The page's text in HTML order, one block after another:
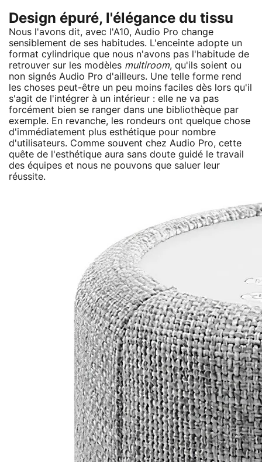
Design épuré, l'élégance du tissu
Nous l'avons dit, avec l'A10, Audio Pro change
sensiblement de ses habitudes. L'enceinte adopte un
format cylindrique que nous n'avons pas l'habitude de
retrouver sur les modèles multiroom, qu'ils soient ou
non signés Audio Pro d'ailleurs. Une telle forme rend
les choses peut-être un peu moins faciles dès lors qu'il
s'agit de l'intégrer à un intérieur : elle ne va pas
forcément bien se ranger dans une bibliothèque par
exemple. En revanche, les rondeurs ont quelque chose
d'immédiatement plus esthétique pour nombre
d'utilisateurs. Comme souvent chez Audio Pro, cette
quête de l'esthétique aura sans doute guidé le travail
des équipes et nous ne pouvons que saluer leur
réussite.